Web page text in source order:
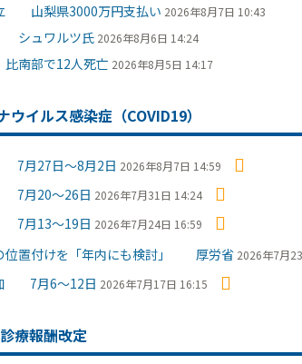
山梨県3000万円支払い 2026年8月7日 10:43
シュワルツ氏 2026年8月6日 14:24
南部で12人死亡 2026年8月5日 14:17
イルス感染症（COVID19）
7月27日～8月2日 2026年8月7日 14:59
7月20～26日 2026年7月31日 14:24
7月13～19日 2026年7月24日 16:59
位置付けを「年内にも検討」 厚労省 2026年7月
7月6～12日 2026年7月17日 16:15
療報酬改定